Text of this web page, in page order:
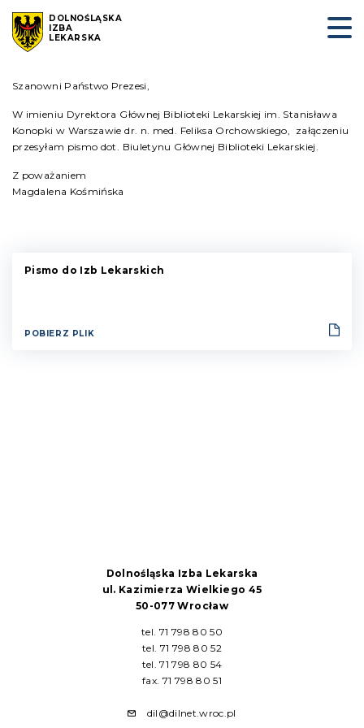
DOLNOŚLĄSKA
IZBA
LEKARSKA
Szanowni Państwo Prezesi,
W imieniu Dyrektora Głównej Biblioteki Lekarskiej im. Stanisława
Konopki w Warszawie dr. n. med. Feliksa Orchowskiego, załączeniu
przesyłam pismo dot. Biuletynu Głównej Biblioteki Lekarskiej.
Z poważaniem
Magdalena Kośmińska
Pismo do Izb Lekarskich
POBIERZ PLIK
Dolnośląska Izba Lekarska
ul. Kazimierza Wielkiego 45
50-077 Wrocław
tel. 71 798 80 50
tel. 71 798 80 52
tel. 71 798 80 54
fax. 71 798 80 51
dil@dilnet.wroc.pl